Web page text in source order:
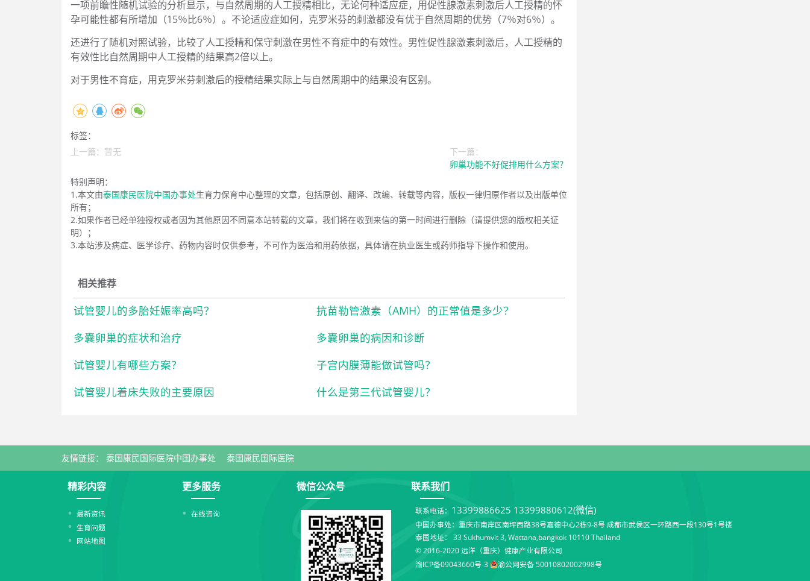
一项前瞻性随机试验的分析显示，与自然周期的人工授精相比，无论何种适应症，用促性腺激素刺激后人工授精的怀
孕可能性都有所增加（15％比6％）。不论适应症如何，克罗米芬的刺激都没有优于自然周期的优势（7％对6％）。
还进行了随机对照试验，比较了人工授精和保守刺激在男性不育症中的有效性。男性促性腺激素刺激后，人工授精的
有效性比自然周期中人工授精的结果高2倍以上。
对于男性不育症，用克罗米芬刺激后的授精结果实际上与自然周期中的结果没有区别。
标签：
上一篇：暂无
下一篇：
卵巢功能不好促排用什么方案？
特别声明：
1.本文由泰国康民医院中国办事处生育力保育中心整理的文章，包括原创、翻译、改编、转载等内容，版权一律归原作者以及出版单位
所有；
2.如果作者已经单独授权或者因为其他原因不同意本站转载的文章，我们将在收到来信的第一时间进行删除（请提供您的版权相关证
明）；
3.本站涉及病症、医学诊疗、药物内容时仅供参考，不可作为医治和用药依据，具体请在执业医生或药师指导下操作和使用。
相关推荐
试管婴儿的多胎妊娠率高吗？
抗苗勒管激素（AMH）的正常值是多少？
多囊卵巢的症状和治疗
多囊卵巢的病因和诊断
试管婴儿有哪些方案？
子宫内膜薄能做试管吗？
试管婴儿着床失败的主要原因
什么是第三代试管婴儿？
友情链接： 泰国康民国际医院中国办事处 泰国康民国际医院
精彩内容
最新资讯
生育问题
网站地图
更多服务
在线咨询
微信公众号 联系我们
联系电话： 13399886625 13399880612(微信)
中国办事处：重庆市南岸区南坪西路38号嘉德中心2栋9-8号 成都市武侯区一环路西一段130号1号楼
泰国地址： 33 Sukhumvit 3, Wattana,bangkok 10110 Thailand
© 2016-2020 远洋（重庆）健康产业有限公司
渝ICP备09043660号-3
渝公网安备 50010802002998号